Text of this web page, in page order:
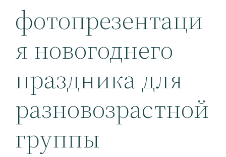
фотопрезентаци
я новогоднего
праздника для
разновозрастной
группы